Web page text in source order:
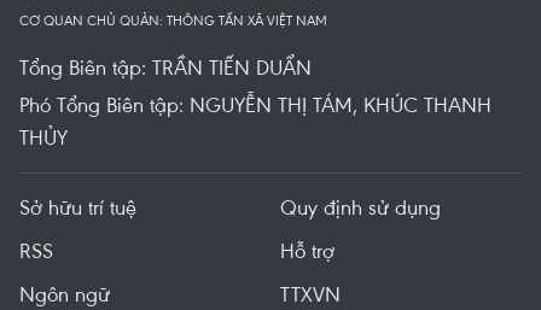
CƠ QUAN CHỦ QUẢN: THÔNG TẤN XÃ VIỆT NAM
Tổng Biên tập: TRẦN TIẾN DUẨN
Phó Tổng Biên tập: NGUYỄN THỊ TÁM, KHÚC THANH
THỦY
Sở hữu trí tuệ
Quy định sử dụng
RSS
Hỗ trợ
Ngôn ngữ
TTXVN